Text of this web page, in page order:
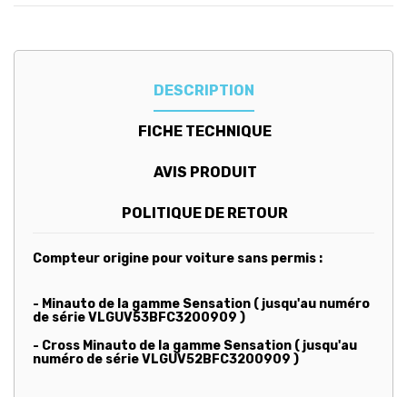
DESCRIPTION
FICHE TECHNIQUE
AVIS PRODUIT
POLITIQUE DE RETOUR
Compteur origine pour voiture sans permis :
- Minauto de la gamme Sensation ( jusqu'au numéro
de série VLGUV53BFC3200909 )
- Cross Minauto de la gamme Sensation ( jusqu'au
numéro de série VLGUV52BFC3200909 )